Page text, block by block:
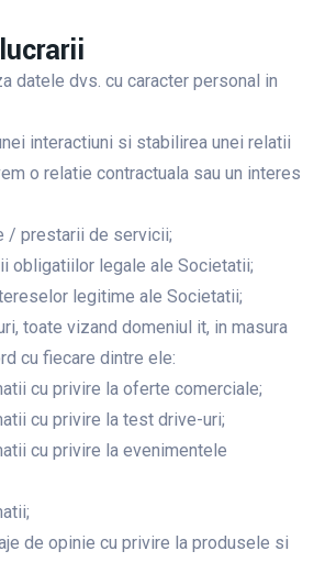
datele dvs. cu caracter personal in
interactiuni si stabilirea unei relatii
o relatie contractuala sau un interes
/ prestarii de servicii;
obligatiilor legale ale Societatii;
legitime ale Societatii;
toate vizand domeniul it, in masura
cu fiecare dintre ele:
cu privire la oferte comerciale;
cu privire la test drive-uri;
cu privire la evenimentele
de opinie cu privire la produsele si